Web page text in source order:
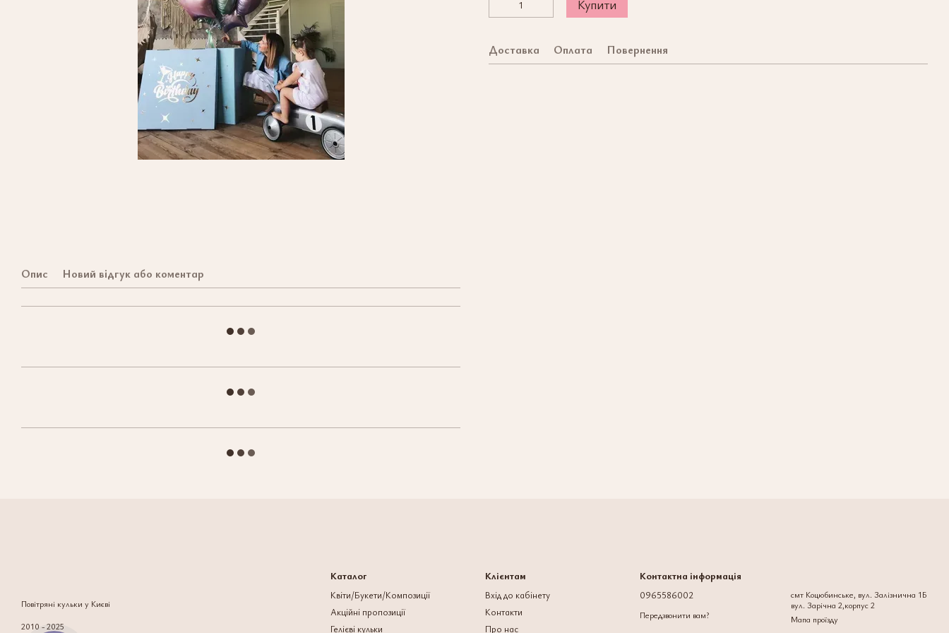
Опис Новий відгук або коментар
Купити
Доставка Оплата Повернення
Повітряні кульки у Києві
2010 - 2025
Каталог
Квіти/Букети/Композиції
Акційні пропозиції
Гелієві кульки
Клієнтам
Вхід до кабінету
Контакти
Про нас
Контактна інформація
0965586002
Передзвонити вам?
смт Коцюбинське, вул. Залізнична 1Б
вул. Зарічна 2,корпус 2
Мапа проїзду